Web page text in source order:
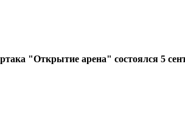
"Открытие арена" состоялся 5